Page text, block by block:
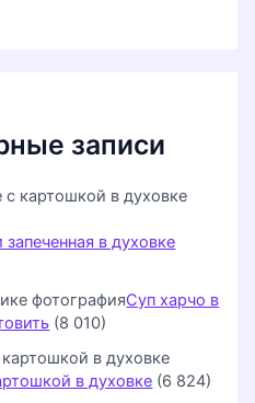
записи
в духовке
Суп харчо в
(8 010)
в духовке (6 824)